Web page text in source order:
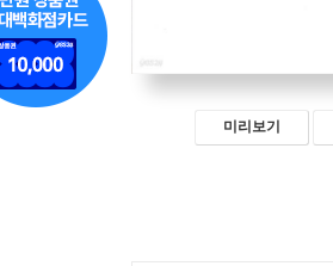
미리보기